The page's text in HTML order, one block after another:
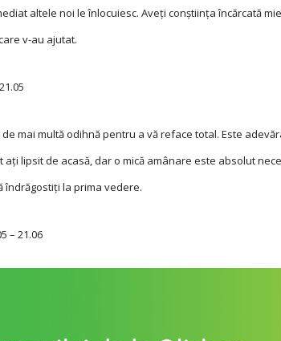
altele noi le înlocuiesc. Aveţi conştiinţa încărcată
v-au ajutat.
mai multă odihnă pentru a vă reface total. Este
aţi lipsit de acasă, dar o mică amânare este absolut
îndrăgostiţi la prima vedere.
– 21.06